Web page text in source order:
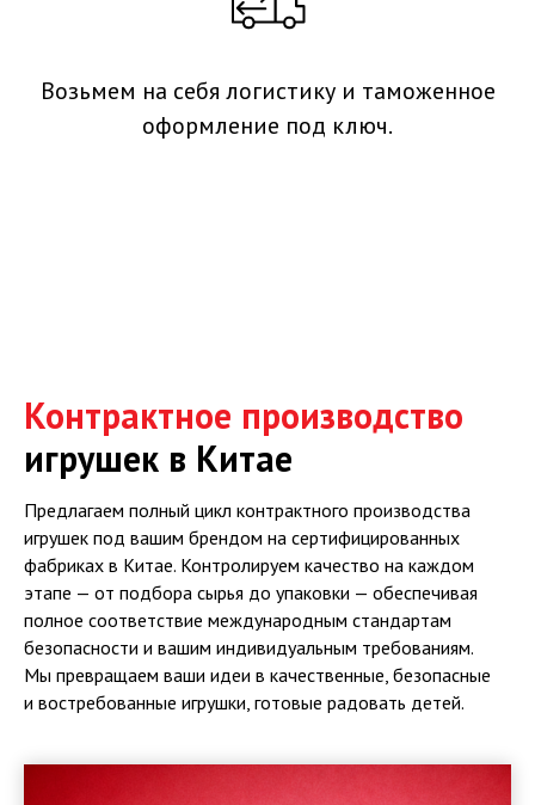
Возьмем на себя логистику и таможенное
оформление под ключ.
Контрактное производство
игрушек в Китае
Предлагаем полный цикл контрактного производства
игрушек под вашим брендом на сертифицированных
фабриках в Китае. Контролируем качество на каждом
этапе — от подбора сырья до упаковки — обеспечивая
полное соответствие международным стандартам
безопасности и вашим индивидуальным требованиям.
Мы превращаем ваши идеи в качественные, безопасные
и востребованные игрушки, готовые радовать детей.